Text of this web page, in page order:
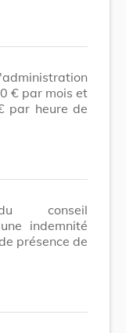
€ par mois et
par heure de
conseil
indemnité
présence de